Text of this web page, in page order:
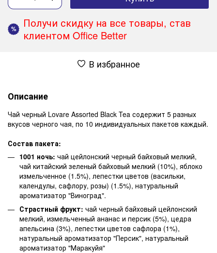
%
Получи скидку на все товары, став
клиентом Office Better
В избранное
Описание
Чай черный Lovare Assorted Black Tea содержит 5 разных
вкусов черного чая, по 10 индивидуальных пакетов каждый.
Состав пакета:
1001 ночь: чай цейлонский черный байховый мелкий,
чай китайский зеленый байховый мелкий (10%), яблоко
измельченное (1.5%), лепестки цветов (васильки,
календулы, сафлору, розы) (1.5%), натуральный
ароматизатор "Виноград".
Страстный фрукт: чай черный байховый цейлонский
мелкий, измельченный ананас и персик (5%), цедра
апельсина (3%), лепестки цветов сафлора (1%),
натуральный ароматизатор "Персик", натуральный
ароматизатор "Маракуйя"